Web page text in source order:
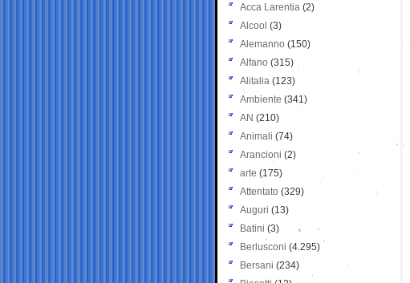
Acca Larentia (2)
Alcool (3)
Alemanno (150)
Alfano (315)
Alitalia (123)
Ambiente (341)
AN (210)
Animali (74)
Arancioni (2)
arte (175)
Attentato (329)
Auguri (13)
Batini (3)
Berlusconi (4.295)
Bersani (234)